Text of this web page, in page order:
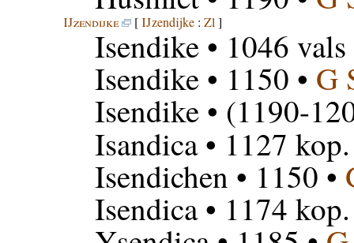
IJzendijke [IJzendijke: Zl ]
Isendike• 1046
Isendike• 1150 • G
Isendike• (1190-
Isandica• 1127
Isendichen • 1150 •
Isendica• 1174